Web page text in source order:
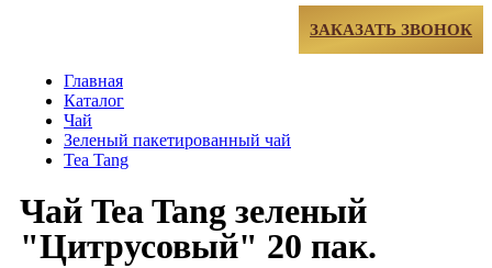
ЗАКАЗАТЬ ЗВОНОК
Главная
Каталог
Чай
Зеленый пакетированный чай
Tea Tang
Чай Tea Tang зеленый
"Цитрусовый" 20 пак.